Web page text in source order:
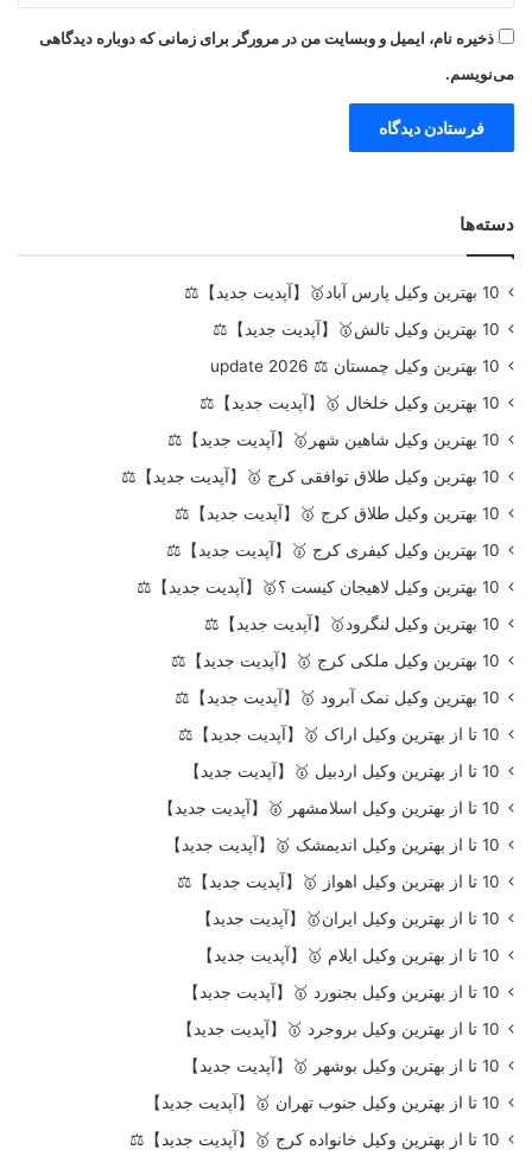
ذخیره نام، ایمیل و وبسایت من در مرورگر برای زمانی که دوباره دیدگاهی
می‌نویسم.
دسته‌ها
10 بهترین وکیل پارس آباد🥇【آپدیت جدید】⚖️
10 بهترین وکیل تالش🥇【آپدیت جدید】⚖️
10 بهترین وکیل چمستان ⚖️ update 2026
10 بهترین وکیل خلخال 🥇【آپدیت جدید】⚖️
10 بهترین وکیل شاهین شهر🥇【آپدیت جدید】⚖️
10 بهترین وکیل طلاق توافقی کرج 🥇【آپدیت جدید】⚖️
10 بهترین وکیل طلاق کرج 🥇【آپدیت جدید】⚖️
10 بهترین وکیل کیفری کرج 🥇【آپدیت جدید】⚖️
10 بهترین وکیل لاهیجان کیست ؟🥇【آپدیت جدید】⚖️
10 بهترین وکیل لنگرود🥇【آپدیت جدید】⚖️
10 بهترین وکیل ملکی کرج 🥇【آپدیت جدید】⚖️
10 بهترین وکیل نمک آبرود 🥇【آپدیت جدید】⚖️
10 تا از بهترین وکیل اراک 🥇【آپدیت جدید】⚖️
10 تا از بهترین وکیل اردبیل 🥇【آپدیت جدید】
10 تا از بهترین وکیل اسلامشهر 🥇【آپدیت جدید】
10 تا از بهترین وکیل اندیمشک 🥇【آپدیت جدید】
10 تا از بهترین وکیل اهواز 🥇【آپدیت جدید】⚖️
10 تا از بهترین وکیل ایران🥇【آپدیت جدید】
10 تا از بهترین وکیل ایلام 🥇【آپدیت جدید】
10 تا از بهترین وکیل بجنورد 🥇【آپدیت جدید】
10 تا از بهترین وکیل بروجرد 🥇【آپدیت جدید】
10 تا از بهترین وکیل بوشهر 🥇【آپدیت جدید】
10 تا از بهترین وکیل جنوب تهران 🥇【آپدیت جدید】
10 تا از بهترین وکیل خانواده کرج 🥇【آپدیت جدید】⚖️